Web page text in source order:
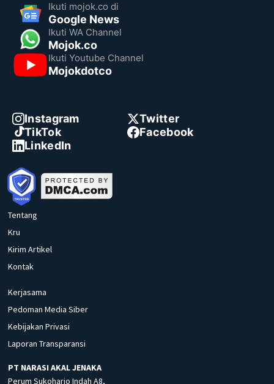
Ikuti mojok.co di
Google News
Ikuti WA Channel
Mojok.co
Ikuti Youtube Channel
Mojokdotco
Instagram
Twitter
TikTok
Facebook
LinkedIn
Tentang
Kru
Kirim Artikel
Kontak
Kerjasama
Pedoman Media Siber
Kebijakan Privasi
Laporan Transparansi
PT NARASI AKAL JENAKA
Perum Sukoharjo Indah A8,